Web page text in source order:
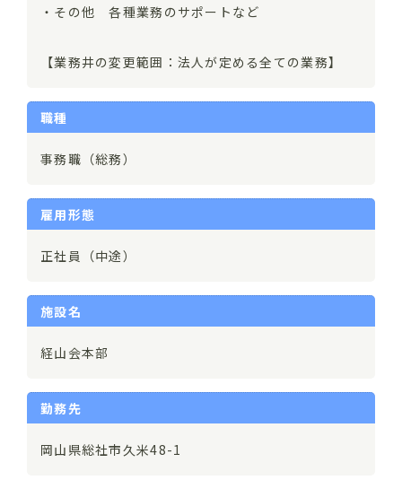
・その他 各種業務のサポートなど
【業務井の変更範囲：法人が定める全ての業務】
職種
事務職（総務）
雇用形態
正社員（中途）
施設名
経山会本部
勤務先
岡山県総社市久米48-1